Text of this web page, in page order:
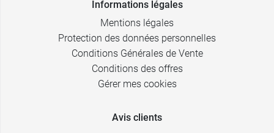
Informations légales
Mentions légales
Protection des données personnelles
Conditions Générales de Vente
Conditions des offres
Gérer mes cookies
Avis clients